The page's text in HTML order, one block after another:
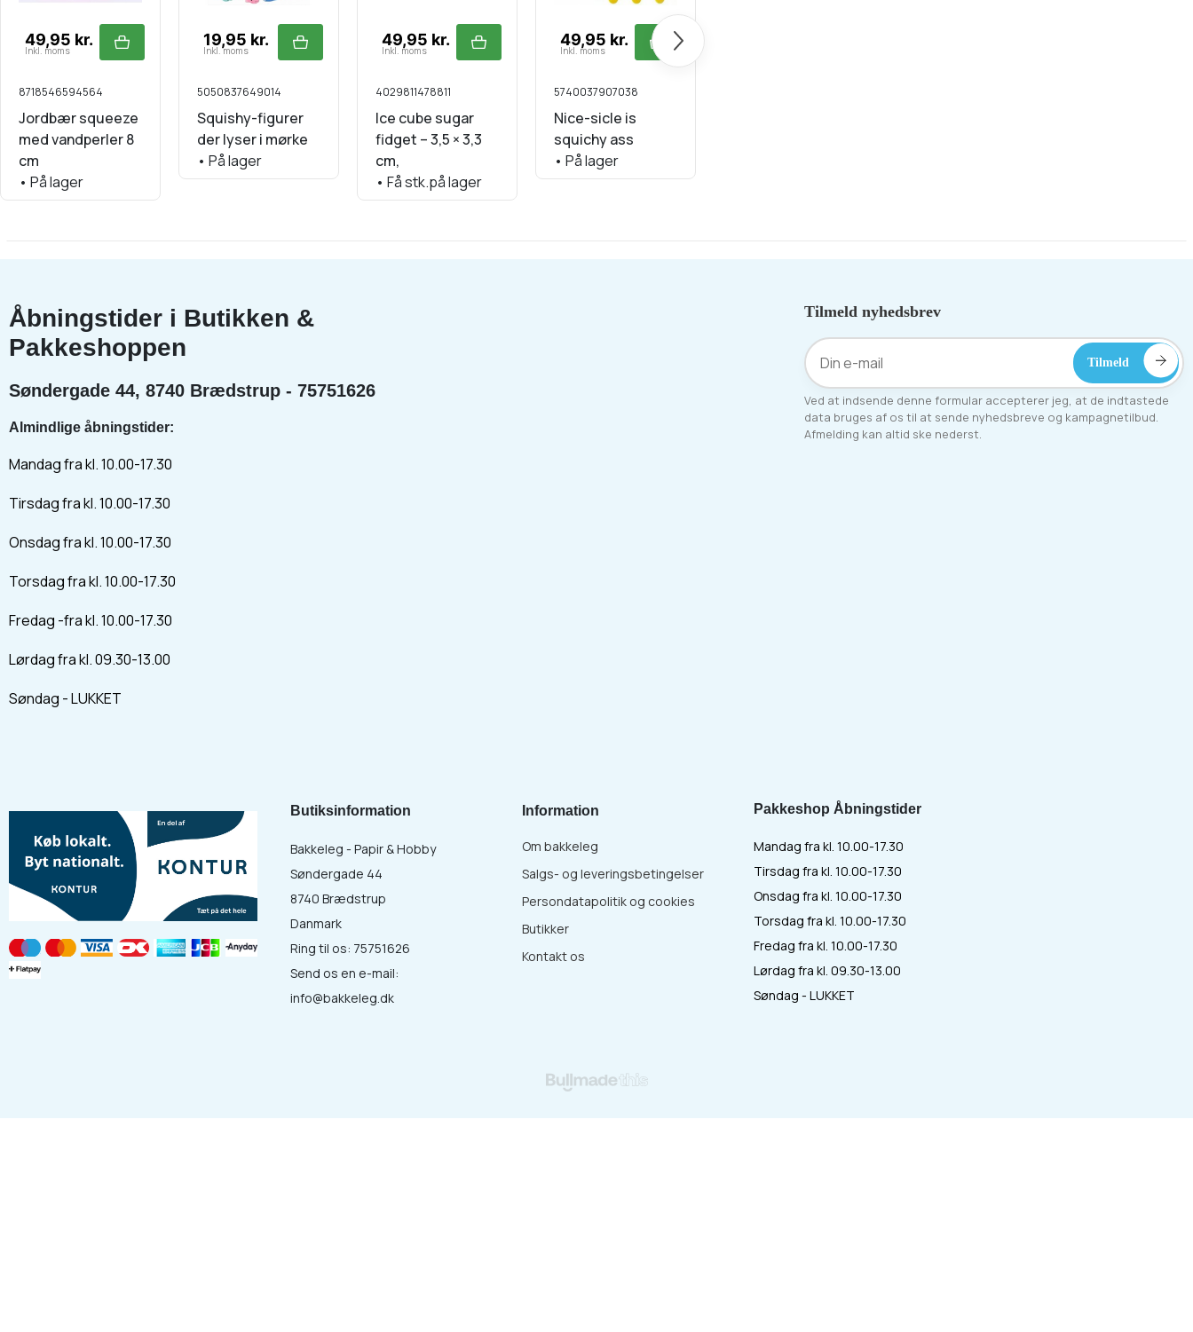
Næste
49,95 kr.
Inkl. moms
8718546594564
Jordbær squeeze
med vandperler 8
cm
• På lager
19,95 kr.
Inkl. moms
5050837649014
Squishy-figurer
der lyser i mørke
• På lager
49,95 kr.
Inkl. moms
4029811478811
Ice cube sugar
fidget – 3,5 × 3,3
cm,
• Få stk.på lager
49,95 kr.
Inkl. moms
5740037907038
Nice-sicle is
squichy ass
• På lager
Åbningstider i Butikken &
Pakkeshoppen
Søndergade 44, 8740 Brædstrup - 75751626
Almindlige åbningstider:
Mandag fra kl. 10.00-17.30
Tirsdag fra kl. 10.00-17.30
Onsdag fra kl. 10.00-17.30
Torsdag fra kl. 10.00-17.30
Fredag -fra kl. 10.00-17.30
Lørdag fra kl. 09.30-13.00
Søndag - LUKKET
Tilmeld nyhedsbrev
Ved at indsende denne formular accepterer jeg, at de indtastede
data bruges af os til at sende nyhedsbreve og kampagnetilbud.
Afmelding kan altid ske nederst.
Pakkeshop Åbningstider
Mandag fra kl. 10.00-17.30
Tirsdag fra kl. 10.00-17.30
Onsdag fra kl. 10.00-17.30
Torsdag fra kl. 10.00-17.30
Fredag fra kl. 10.00-17.30
Lørdag fra kl. 09.30-13.00
Søndag - LUKKET
Butiksinformation
Bakkeleg - Papir & Hobby
Søndergade 44
8740 Brædstrup
Danmark
Ring til os: 75751626
Send os en e-mail:
info@bakkeleg.dk
Information
Om bakkeleg
Salgs- og leveringsbetingelser
Persondatapolitik og cookies
Butikker
Kontakt os